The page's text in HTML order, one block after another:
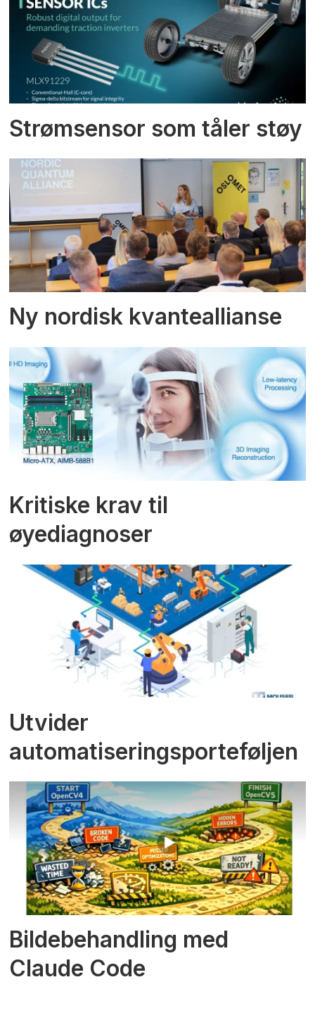
Strømsensor som tåler støy
Ny nordisk kvanteallianse
Kritiske krav til
øyediagnoser
Utvider
automatiseringsporteføljen
Bildebehandling med
Claude Code